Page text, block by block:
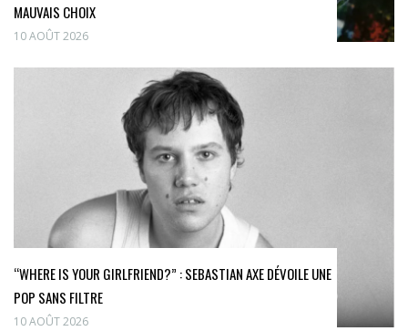
MAUVAIS CHOIX
10 AOÛT 2026
“WHERE IS YOUR GIRLFRIEND?” : SEBASTIAN AXE DÉVOILE UNE
POP SANS FILTRE
10 AOÛT 2026